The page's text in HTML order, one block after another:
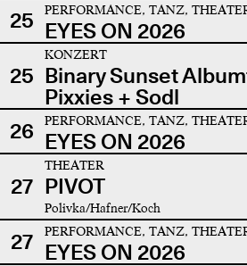
25 PERFORMANCE, TANZ,
EYES ON 2026
25
KONZERT
Binary Sunset
Pixxies + Sodl
26
PERFORMANCE, TANZ,
EYES ON 2026
27
THEATER
PIVOT
Polivka/Hafner/Koch
27 PERFORMANCE, TANZ,
EYES ON 2026